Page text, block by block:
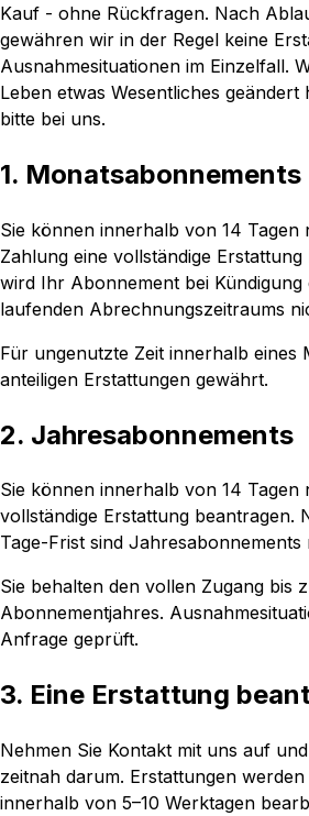
Kauf - ohne Rückfragen. Nach
gewähren wir in der Regel keine
Ausnahmesituationen im Einzelfall.
Leben etwas Wesentliches geändert
bitte bei uns.
1. Monatsabonnements
Sie können innerhalb von 14
Zahlung eine vollständige
wird Ihr Abonnement bei Kündigung
laufenden Abrechnungszeitraums
Für ungenutzte Zeit innerhalb eines
anteiligen Erstattungen gewährt.
2. Jahresabonnements
Sie können innerhalb von 14 Tagen
vollständige Erstattung beantragen.
Tage-Frist sind
Sie behalten den vollen Zugang bis
Abonnementjahres.
Anfrage geprüft.
3. Eine Erstattung
Nehmen Sie Kontakt mit uns auf
zeitnah darum. Erstattungen werden
innerhalb von 5–10 Werktagen